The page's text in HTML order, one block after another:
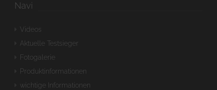
Navi
Videos
Aktuelle Testsieger
Fotogalerie
Produktinformationen
wichtige Informationen